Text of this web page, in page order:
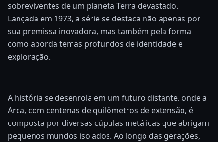
sobreviventes de um planeta Terra devastado.
Lançada em 1973, a série se destaca não apenas por
sua premissa inovadora, mas também pela forma
como aborda temas profundos de identidade e
exploração.
A história se desenrola em um futuro distante, onde a
Arca, com centenas de quilômetros de extensão, é
composta por diversas cúpulas metálicas que abrigam
pequenos mundos isolados. Ao longo das gerações,